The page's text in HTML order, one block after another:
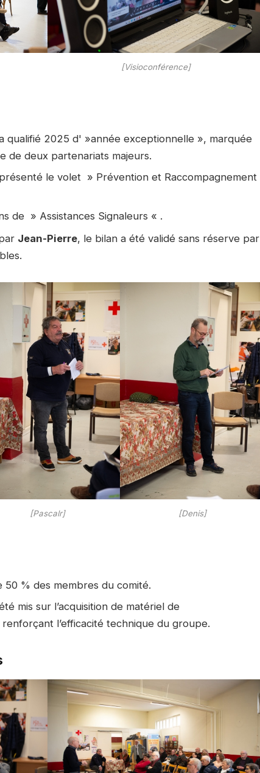
[Visioconférence]
qualifié 2025 d' »année exceptionnelle », marquée
de deux partenariats majeurs.
le volet » Prévention et Raccompagnement
de » Assistances Signaleurs « .
Jean-Pierre, le bilan a été validé sans réserve par
[Pascalr] [Denis]
50 % des membres du comité.
mis sur l’acquisition de matériel de
l’efficacité technique du groupe.